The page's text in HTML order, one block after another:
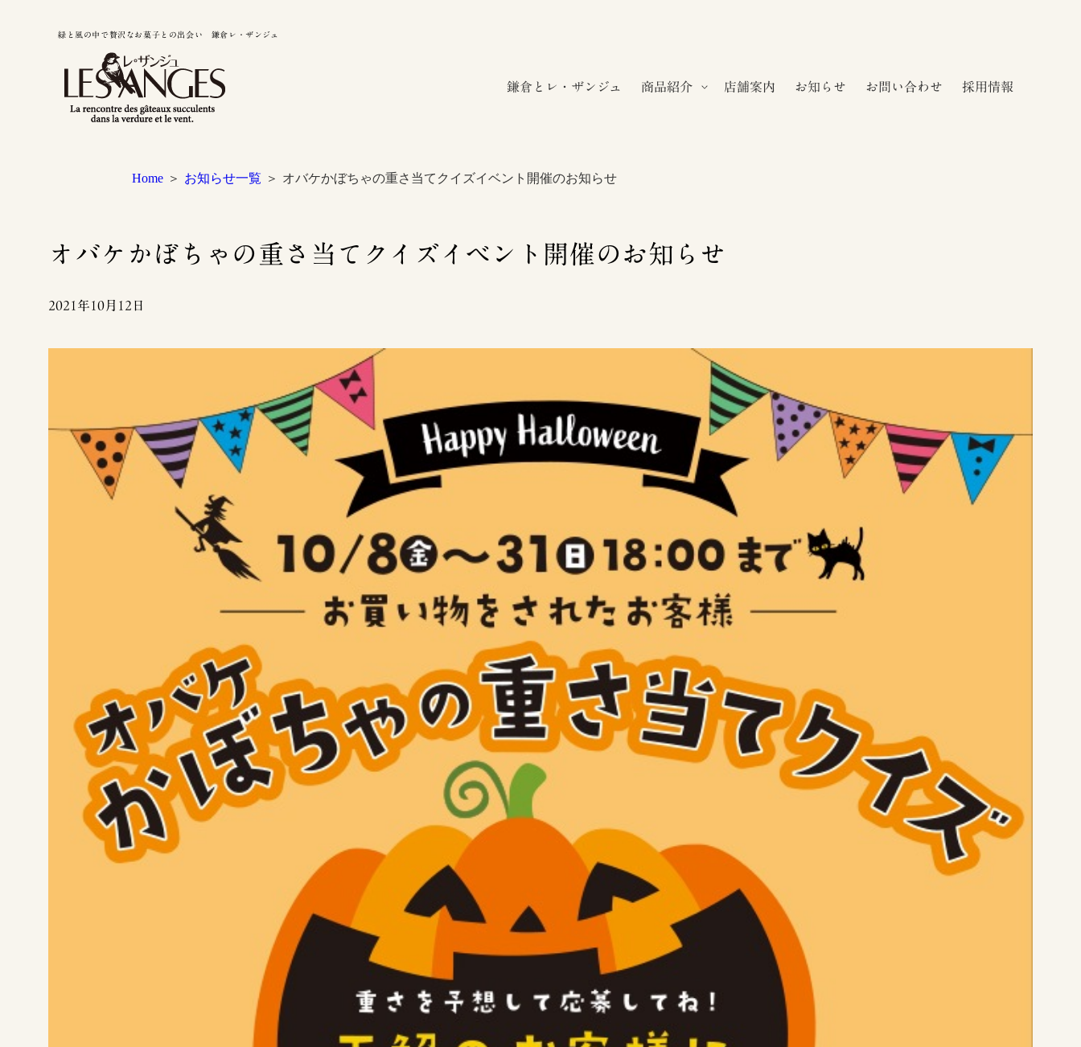
緑と風の中で贅沢なお菓子との出会い 鎌倉レ・ザンジュ
鎌倉とレ・ザンジュ 商品紹介 店舗案内 お知らせ お問い合わせ 採用情報
Home お知らせ一覧 オバケかぼちゃの重さ当てクイズイベント開催のお知らせ
オバケかぼちゃの重さ当てクイズイベント開催のお知らせ
2021年10月12日